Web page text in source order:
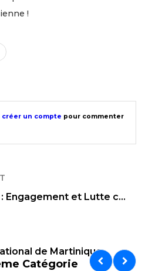
!
créer un compte pour commenter
Engagement et Lutte c...
de Martinique...
Catégorie